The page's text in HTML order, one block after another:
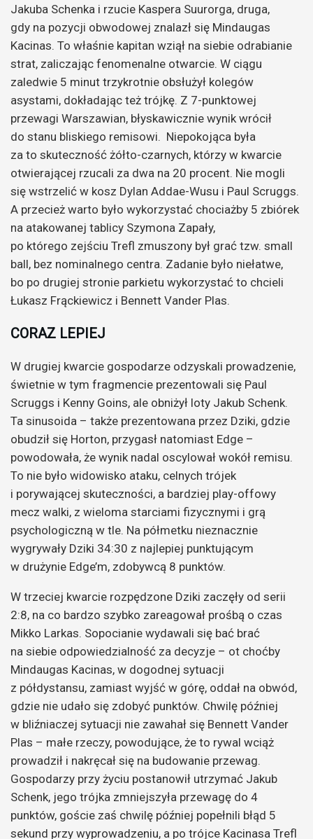
Jakuba Schenka i rzucie Kaspera Suurorga, druga,
gdy na pozycji obwodowej znalazł się Mindaugas
Kacinas. To właśnie kapitan wziął na siebie odrabianie
strat, zaliczając fenomenalne otwarcie. W ciągu
zaledwie 5 minut trzykrotnie obsłużył kolegów
asystami, dokładając też trójkę. Z 7-punktowej
przewagi Warszawian, błyskawicznie wynik wrócił
do stanu bliskiego remisowi. Niepokojąca była
za to skuteczność żółto-czarnych, którzy w kwarcie
otwierającej rzucali za dwa na 20 procent. Nie mogli
się wstrzelić w kosz Dylan Addae-Wusu i Paul Scruggs.
A przecież warto było wykorzystać chociażby 5 zbiórek
na atakowanej tablicy Szymona Zapały,
po którego zejściu Trefl zmuszony był grać tzw. small
ball, bez nominalnego centra. Zadanie było niełatwe,
bo po drugiej stronie parkietu wykorzystać to chcieli
Łukasz Frąckiewicz i Bennett Vander Plas.
CORAZ LEPIEJ
W drugiej kwarcie gospodarze odzyskali prowadzenie,
świetnie w tym fragmencie prezentowali się Paul
Scruggs i Kenny Goins, ale obniżył loty Jakub Schenk.
Ta sinusoida – także prezentowana przez Dziki, gdzie
obudził się Horton, przygasł natomiast Edge –
powodowała, że wynik nadal oscylował wokół remisu.
To nie było widowisko ataku, celnych trójek
i porywającej skuteczności, a bardziej play-offowy
mecz walki, z wieloma starciami fizycznymi i grą
psychologiczną w tle. Na półmetku nieznacznie
wygrywały Dziki 34:30 z najlepiej punktującym
w drużynie Edge’m, zdobywcą 8 punktów.
W trzeciej kwarcie rozpędzone Dziki zaczęły od serii
2:8, na co bardzo szybko zareagował prośbą o czas
Mikko Larkas. Sopocianie wydawali się bać brać
na siebie odpowiedzialność za decyzje – ot choćby
Mindaugas Kacinas, w dogodnej sytuacji
z półdystansu, zamiast wyjść w górę, oddał na obwód,
gdzie nie udało się zdobyć punktów. Chwilę później
w bliźniaczej sytuacji nie zawahał się Bennett Vander
Plas – małe rzeczy, powodujące, że to rywal wciąż
prowadził i nakręcał się na budowanie przewag.
Gospodarzy przy życiu postanowił utrzymać Jakub
Schenk, jego trójka zmniejszyła przewagę do 4
punktów, goście zaś chwilę później popełnili błąd 5
sekund przy wyprowadzeniu, a po trójce Kacinasa Trefl